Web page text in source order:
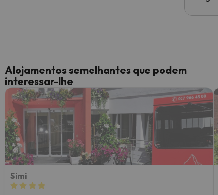
Alojamentos semelhantes que podem
interessar-lhe
Simi